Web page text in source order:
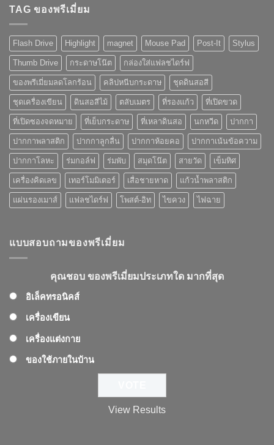
การ
ดี
แค่
ไหน
พิมพ์
ไหน
เหมาะ
กับ
พรี
เมี่
ยม
ที่
คุณ
เลือก
TAG ของพรีเมี่ยม
Flash Drive Highlight magnet Mouse Pad Post-It Stylus
Thumb Drive กระดาษโน๊ต กล่องใส่แฟลชไดร์ฟ
ของพรีเมี่ยมลดโลกร้อน คลิปหนีบกระดาษ ชุดดินสอสี
ชุดเครื่องเขียน ดินสอสีไม้ ตลับเมตร ที่รองแก้ว ที่เปิดขวด
ที่เปิดซองจดหมาย ที่เย็บกระดาษ ที่เหลาดินสอ นกหวีด ปากกา
ปากกาพลาสติก ปากกาลูกลื่น ปากกาห้อยคอ ปากกาเน้นข้อความ
ปากกาโลหะ ร่มกอล์ฟ ร่มพับ สมุดโน๊ต สายวัด เข็มทิศ
เครื่องคิดเลข เทอร์โมมิเตอร์ เสื่อชายหาด แก้วน้ำพลาสติก
แผ่นรองเมาส์ แฟลชไดร์ฟ โพสต์-อิท ไขควง ไฟฉาย
แบบสอบถามของพรีเมี่ยม
คุณชอบ ของพรีเมี่ยมประเภทใด มากที่สุด
อิเล็คทรอนิคส์
เครื่องเขียน
เครื่องแต่งกาย
ของใช้ภายในบ้าน
View Results